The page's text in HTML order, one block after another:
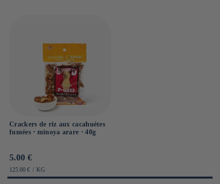
Crackers de riz aux cacahuètes
fumées ⋅ minoya arare ⋅ 40g
Prix
habituel
5.00 €
PRIX
UNITAIRE
125.00 € / PAR
KG